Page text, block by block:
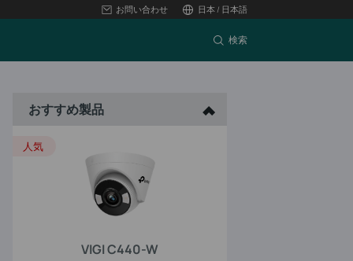
お問い合わせ 日本 / 日本語
検索
おすすめ製品
VIGI C440-W
人気